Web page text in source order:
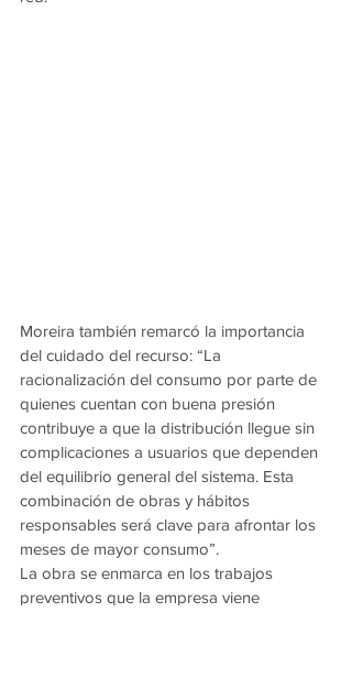
Moreira también remarcó la importancia
del cuidado del recurso: “La
racionalización del consumo por parte de
quienes cuentan con buena presión
contribuye a que la distribución llegue sin
complicaciones a usuarios que dependen
del equilibrio general del sistema. Esta
combinación de obras y hábitos
responsables será clave para afrontar los
meses de mayor consumo”.
La obra se enmarca en los trabajos
preventivos que la empresa viene